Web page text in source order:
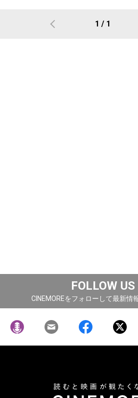
1 / 1
FOLLOW US
CINEMOREをフォローして最新情